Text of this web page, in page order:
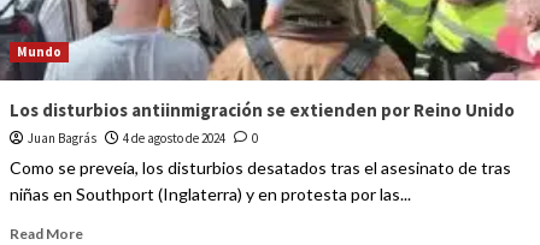
Mundo
Los disturbios antiinmigración se extienden por Reino Unido
Juan Bagrás 4 de agosto de 2024 0
Como se preveía, los disturbios desatados tras el asesinato de tras
niñas en Southport (Inglaterra) y en protesta por las...
Read More